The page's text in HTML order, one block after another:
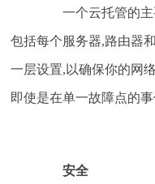
一个云托管的主
包括每个服务器,路由器
一层设置,以确保你的网
即使是在单一故障点的事
安全